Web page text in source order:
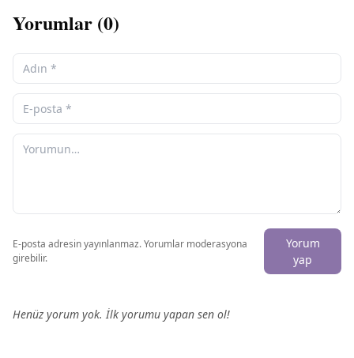
Yorumlar (0)
E-posta adresin yayınlanmaz. Yorumlar moderasyona
girebilir.
Yorum
yap
Henüz yorum yok. İlk yorumu yapan sen ol!